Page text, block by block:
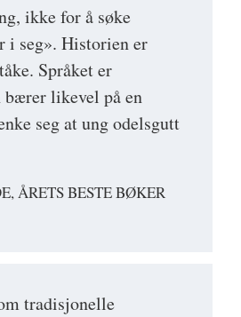
ikke for å søke
i seg». Historien er
Språket er
bærer likevel på en
seg at ung odelsgutt
ÅRETS BESTE BØKER
tradisjonelle